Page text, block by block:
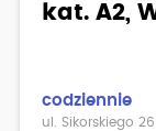
kat. A2,
codziennie
ul. Sikorskiego 26